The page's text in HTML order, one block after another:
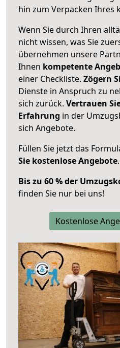
hin zum Verpacken Ihres
Wenn Sie durch Ihren
nicht wissen, was Sie
übernehmen unsere
Ihnen kompetente
einer Checkliste. Zögern
Dienste in Anspruch zu
sich zurück. Vertrauen
Erfahrung in der
sich Angebote.
Füllen Sie jetzt das
Sie kostenlose Angebote.
Bis zu 60 % der
finden Sie nur bei uns!
Kostenlose